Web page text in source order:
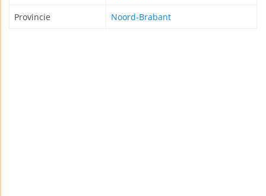
Provincie Noord-Brabant